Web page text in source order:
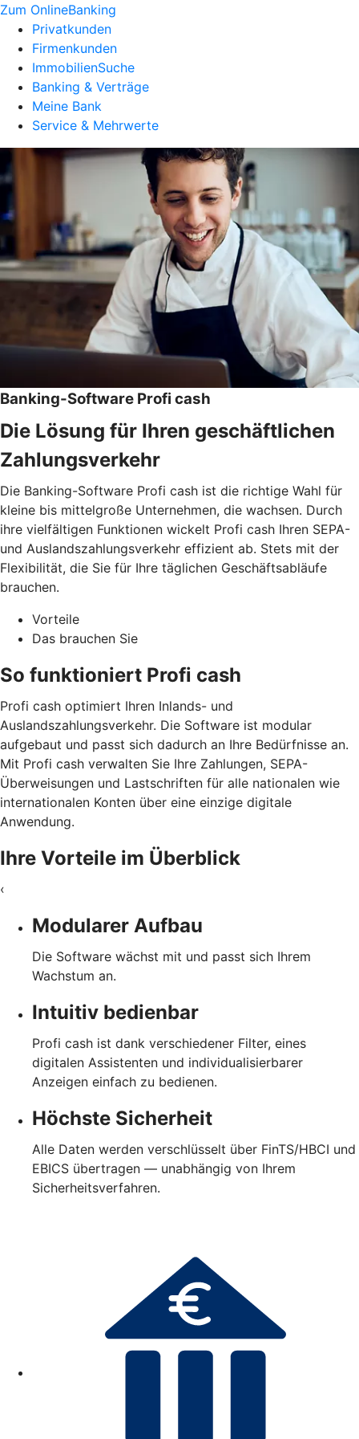
Zum OnlineBanking
Privatkunden
Firmenkunden
ImmobilienSuche
Banking & Verträge
Meine Bank
Service & Mehrwerte
Banking-Software Profi cash
Die Lösung für Ihren geschäftlichen
Zahlungsverkehr
Die Banking-Software Profi cash ist die richtige Wahl für
kleine bis mittelgroße Unternehmen, die wachsen. Durch
ihre vielfältigen Funktionen wickelt Profi cash Ihren SEPA-
und Auslandszahlungsverkehr effizient ab. Stets mit der
Flexibilität, die Sie für Ihre täglichen Geschäftsabläufe
brauchen.
Vorteile
Das brauchen Sie
So funktioniert Profi cash
Profi cash optimiert Ihren Inlands- und
Auslandszahlungsverkehr. Die Software ist modular
aufgebaut und passt sich dadurch an Ihre Bedürfnisse an.
Mit Profi cash verwalten Sie Ihre Zahlungen, SEPA-
Überweisungen und Lastschriften für alle nationalen wie
internationalen Konten über eine einzige digitale
Anwendung.
Ihre Vorteile im Überblick
‹
Modularer Aufbau
Die Software wächst mit und passt sich Ihrem
Wachstum an.
Intuitiv bedienbar
Profi cash ist dank verschiedener Filter, eines
digitalen Assistenten und individualisierbarer
Anzeigen einfach zu bedienen.
Höchste Sicherheit
Alle Daten werden verschlüsselt über FinTS/HBCI und
EBICS übertragen — unabhängig von Ihrem
Sicherheitsverfahren.